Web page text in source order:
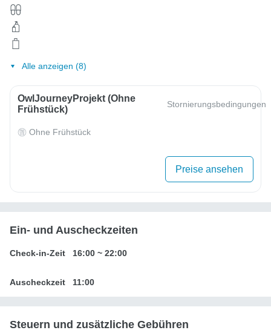
Alle anzeigen (8)
OwlJourneyProjekt (ohne
Frühstück)
Stornierungsbedingungen
Ohne Frühstück
Preise ansehen
Ein- und Auscheckzeiten
Check-in-Zeit 16:00 ~ 22:00
Auscheckzeit 11:00
Steuern und zusätzliche Gebühren